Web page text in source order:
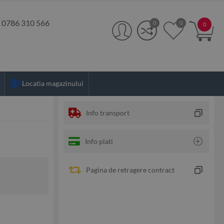
0786 310 566 0
0 0
Locatia magazinului
Info transport
Info plati
Pagina de retragere contract